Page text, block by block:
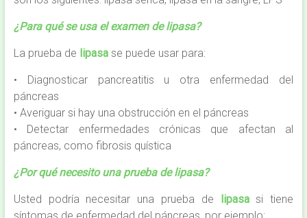
¿Para qué se usa el examen de lipasa?
La prueba de lipasase puede usar para:
• Diagnosticar pancreatitis u otra enfermedad del
páncreas
• Averiguar si hay una obstrucción en el páncreas
• Detectar enfermedades crónicas que afectan al
páncreas, como fibrosis quística
¿Por qué necesito una prueba de lipasa?
Usted podría necesitar una prueba de lipasasi tiene
síntomas de enfermedad del páncreas, por ejemplo: